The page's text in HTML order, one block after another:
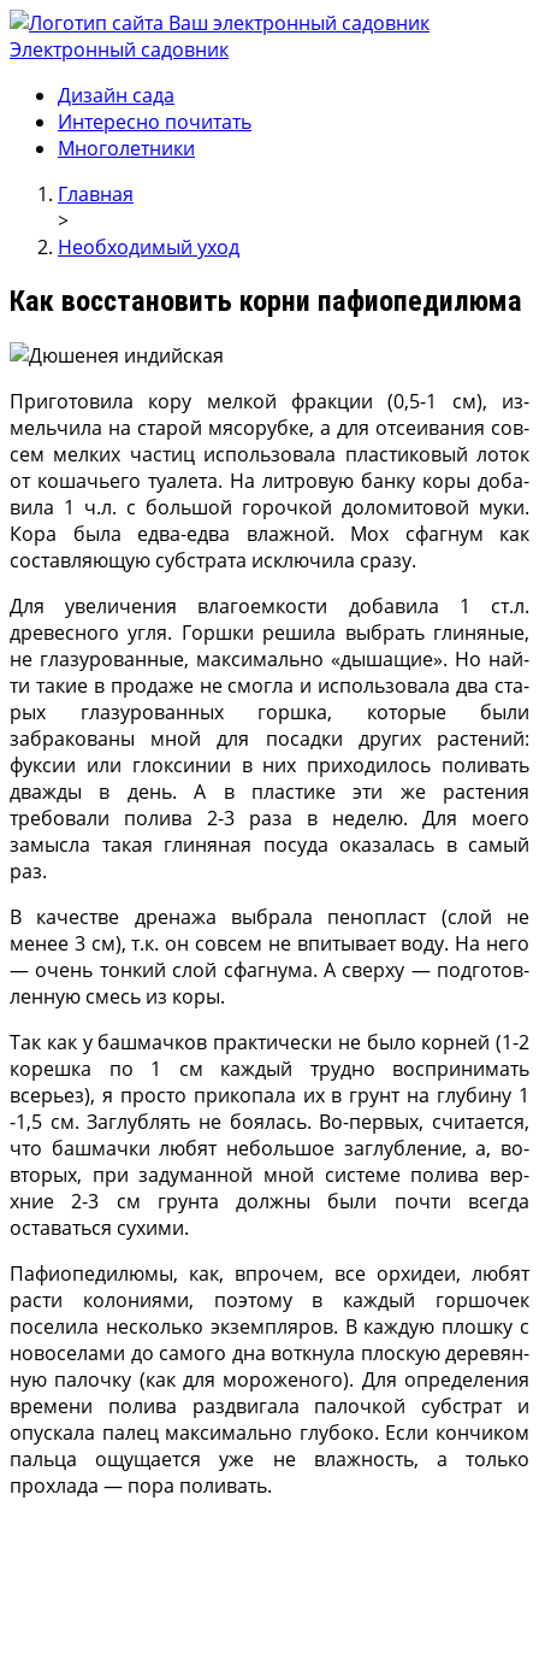
Электронный садовник
Ваш электронный садовник
Онлайн журнал для садовод и огродников.
Дизайн сада
Интересно почитать
Многолетники
Главная
>
Необходимый уход
Как восстановить корни пафиопедилюма
Приготовила кору мел­кой фракции (0,5-1 см), из­
мельчила на старой мясо­рубке, а для отсеивания сов­
сем мелких частиц исполь­зовала пластиковый лоток
от кошачьего туалета. На литровую банку коры доба­
вила 1 ч.л. с большой гороч­кой доломитовой муки.
Ко­ра была едва-едва влажной. Мох сфагнум как
составля­ющую субстрата исключила сразу.
Для увеличения влагоемкости добавила 1 ст.л.
древесного угля. Горшки решила выбрать глиняные,
не глазурованные, макси­мально «дышащие». Но най­
ти такие в продаже не смог­ла и использовала два ста­
рых глазурованных горшка, которые были
забракованы мной для посадки других растений:
фуксии или глок­синии в них приходилось поливать
дважды в день. А в пластике эти же растения
требовали полива 2-3 раза в неделю. Для моего
замысла такая глиняная посуда ока­залась в самый
раз.
В качестве дренажа вы­брала пенопласт (слой не
менее 3 см), т.к. он совсем не впитывает воду. На него
— очень тонкий слой сфаг­нума. А сверху — подготов­
ленную смесь из коры.
Так как у башмачков практически не было корней (1-2
корешка по 1 см каж­дый трудно воспринимать
всерьез), я просто прико­пала их в грунт на глубину 1
-1,5 см. Заглублять не бо­ялась. Во-первых, счита­ется,
что башмачки любят небольшое заглубление, а, во-
вторых, при задуманной мной системе полива вер­
хние 2-3 см грунта должны были почти всегда
оставать­ся сухими.
Пафиопедилюмы, как, впрочем, все орхидеи, любят
расти колониями, по­этому в каждый горшочек
поселила несколько экзем­пляров. В каждую плошку с
новоселами до самого дна воткнула плоскую деревян­
ную палочку (как для моро­женого). Для определения
времени полива раздвигала палочкой субстрат и
опуска­ла палец максимально глу­боко. Если кончиком
паль­ца ощущается уже не влаж­ность, а только
прохлада — пора поливать.